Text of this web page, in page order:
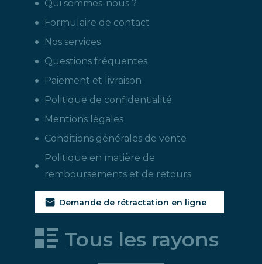
Qui sommes-nous ?
Formulaire de contact
Nos services
Questions fréquentes
Paiement et livraison
Politique de confidentialité
Mentions légales
Conditions générales de vente
Politique en matière de
remboursements et de retours
Demande de rétractation en ligne
Tous les rayons